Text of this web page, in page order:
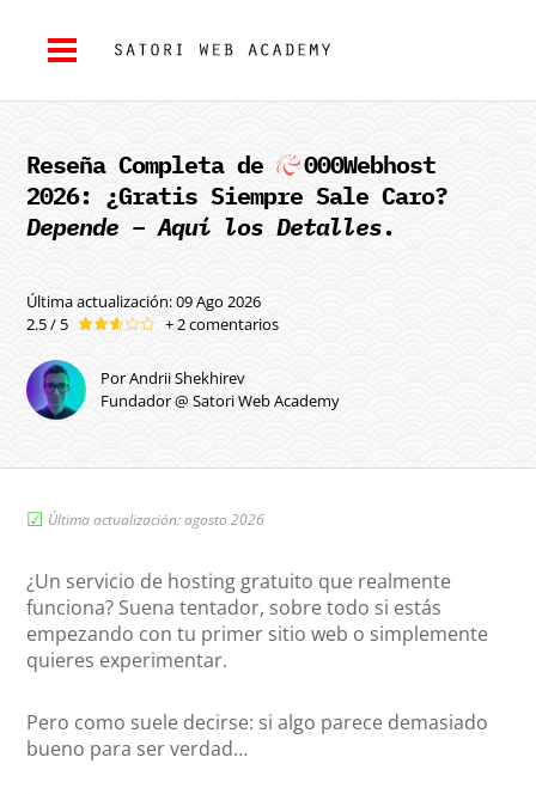
Reseña Completa de
000Webhost
2026: ¿Gratis Siempre Sale Caro?
Depende – Aquí los Detalles.
Última actualización: 09 Ago 2026
2.5 / 5
+ 2 comentarios
Por Andrii Shekhirev
Fundador @ Satori Web Academy
☑︎ Última actualización: agosto 2026
¿Un servicio de hosting gratuito que realmente
funciona? Suena tentador, sobre todo si estás
empezando con tu primer sitio web o simplemente
quieres experimentar.
Pero como suele decirse: si algo parece demasiado
bueno para ser verdad…